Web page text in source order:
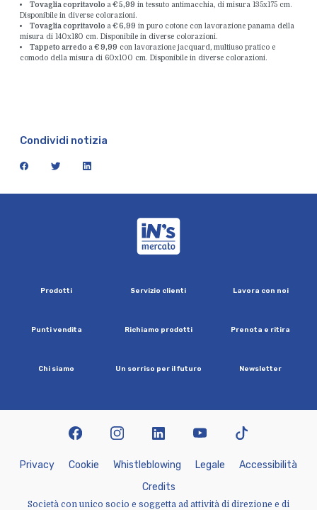
Tovaglia copritavolo a€ 5,99 in tessuto antimacchia, di misura 135x175 cm.
Disponibile in diverse colorazioni.
Tovaglia copritavolo a€ 6,99 in puro cotone con lavorazione panama della
misura di 140x180 cm. Disponibile in diverse colorazioni.
Tappeto arredo a€ 9,99 con lavorazione jacquard, multiuso pratico e
comodo della misura di 60x100 cm. Disponibile in diverse colorazioni.
Condividi notizia
facebook twitter linkedin
Prodotti Servizio clienti Lavora con noi
Puntivendita Richiamo prodotti Prenota e ritira
Chi siamo Un sorriso per ilfuturo Newsletter
Privacy Cookie Whist eb owing Lega e Accessibi ità
Credits
Società con unico socio e soggetta ad attività di direzione e di
facebookinstagramlinkedin youtubetiktok